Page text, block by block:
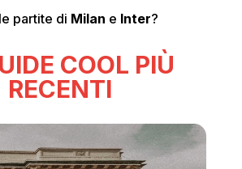
partite di Milan e Inter?
COOL PIÙ
RECENTI